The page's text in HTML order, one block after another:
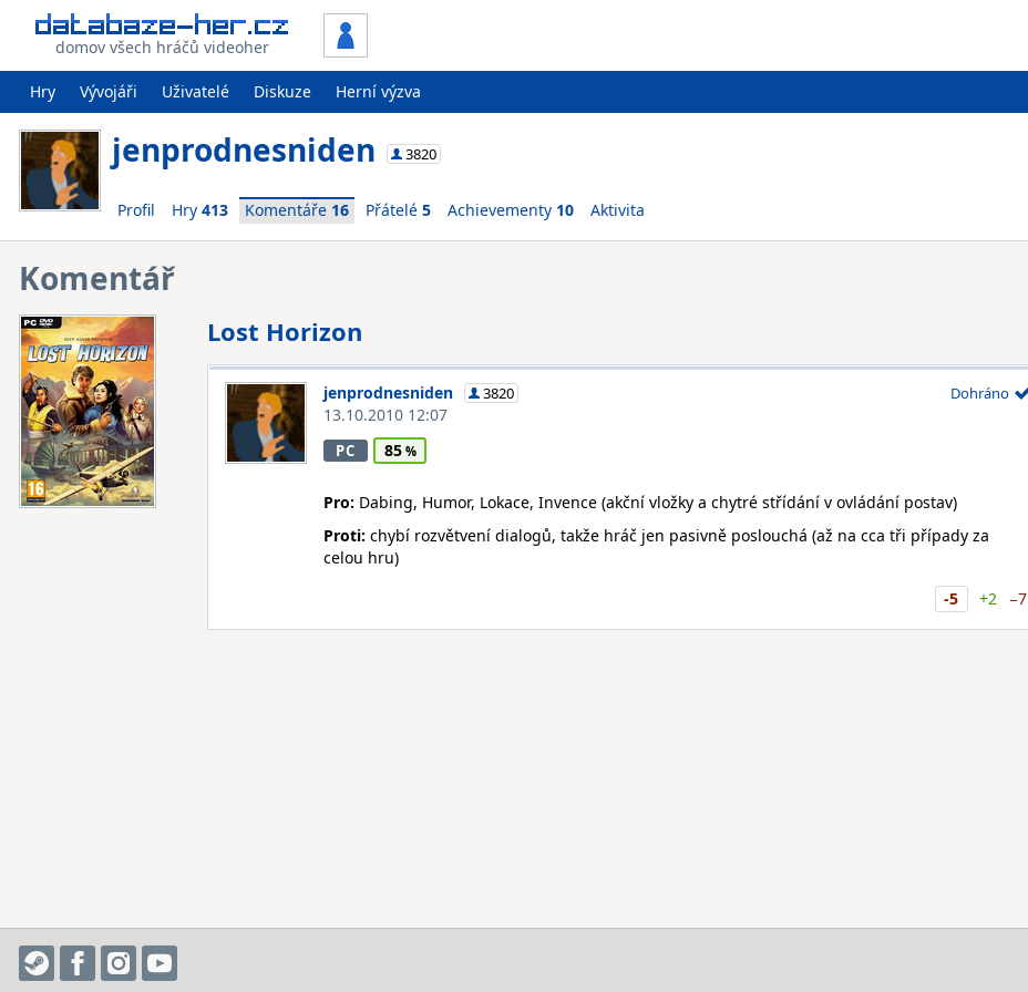
domov všech hráčů videoher
Hry Vývojáři Uživatelé Diskuze Herní výzva
jenprodnesniden 3820
Profil Hry 413 Komentáře 16 Přátelé 5 Achievementy 10 Aktivita
Komentář
Lost Horizon
jenprodnesniden 3820
13.10.2010 12:07
Dohráno
PC 85
Pro: Dabing, Humor, Lokace, Invence (akční vložky a chytré střídání v ovládání postav)
Proti: chybí rozvětvení dialogů, takže hráč jen pasivně poslouchá (až na cca tři případy za
celou hru)
-5
+2 −7